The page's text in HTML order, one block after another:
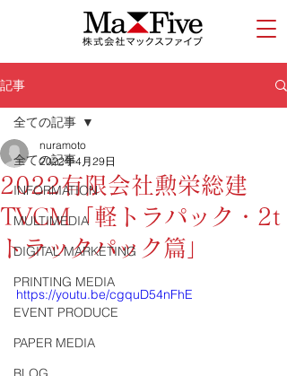
記事
全ての記事
INFORMATION
MULTIMEDIA
DIGITAL MARKETING
PRINTING MEDIA
EVENT PRODUCE
PAPER MEDIA
全ての記事
2022有限会社勲栄総建
TVCM「軽トラパック・2t
トラックパック篇」
nuramoto
2022年4月29日
https://youtu.be/cgquD54nFhE